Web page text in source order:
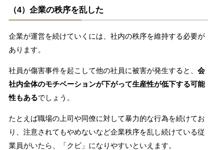
（4）企業の秩序を乱した
企業が運営を続けていくには、社内の秩序を維持する必要が
あります。
社員が傷害事件を起こして他の社員に被害が発生すると、 会
社内全体のモチベーションが下がって生産性が低下する可能
性もあるでしょう。
たとえば職場の上司や同僚に対して暴力的な行為を続けてお
り、注意されてもやめないなど企業秩序を乱し続けている従
業員がいたら、「クビ」になりやすいといえます。